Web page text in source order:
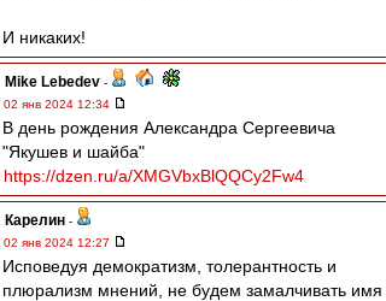
И никаких!
Mike Lebedev -
02 янв 2024 12:34
В день рождения Александра Сергеевича
"Якушев и шайба"
https://dzen.ru/a/XMGVbxBlQQCy2Fw4
Карелин -
02 янв 2024 12:27
Исповедуя демократизм, толерантность и
плюрализм мнений, не будем замалчивать имя